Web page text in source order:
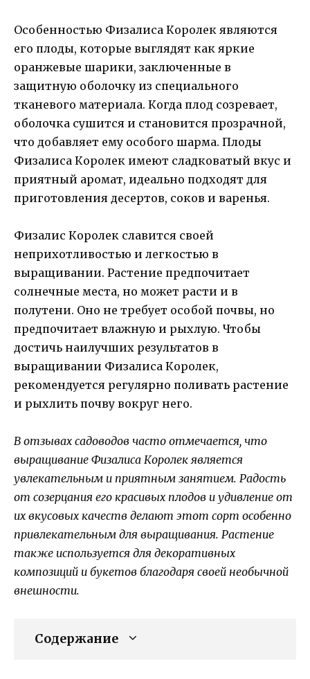
Особенностью Физалиса Королек являются
его плоды, которые выглядят как яркие
оранжевые шарики, заключенные в
защитную оболочку из специального
тканевого материала. Когда плод созревает,
оболочка сушится и становится прозрачной,
что добавляет ему особого шарма. Плоды
Физалиса Королек имеют сладковатый вкус и
приятный аромат, идеально подходят для
приготовления десертов, соков и варенья.
Физалис Королек славится своей
неприхотливостью и легкостью в
выращивании. Растение предпочитает
солнечные места, но может расти и в
полутени. Оно не требует особой почвы, но
предпочитает влажную и рыхлую. Чтобы
достичь наилучших результатов в
выращивании Физалиса Королек,
рекомендуется регулярно поливать растение
и рыхлить почву вокруг него.
В отзывах садоводов часто отмечается, что
выращивание Физалиса Королек является
увлекательным и приятным занятием. Радость
от созерцания его красивых плодов и удивление от
их вкусовых качеств делают этот сорт особенно
привлекательным для выращивания. Растение
также используется для декоративных
композиций и букетов благодаря своей необычной
внешности.
Содержание